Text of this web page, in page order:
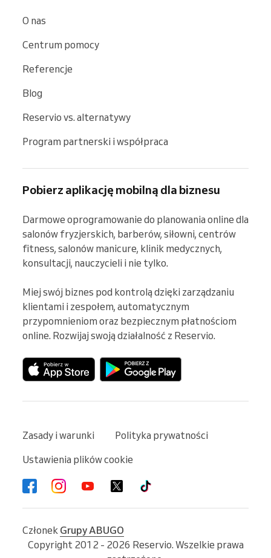
O nas
Centrum pomocy
Referencje
Blog
Reservio vs. alternatywy
Program partnerski i współpraca
Pobierz aplikację mobilną dla biznesu
Darmowe oprogramowanie do planowania online dla
salonów fryzjerskich, barberów, siłowni, centrów
fitness, salonów manicure, klinik medycznych,
konsultacji, nauczycieli i nie tylko.
Miej swój biznes pod kontrolą dzięki zarządzaniu
klientami i zespołem, automatycznym
przypomnieniom oraz bezpiecznym płatnościom
online. Rozwijaj swoją działalność z Reservio.
Zasady i warunki
Polityka prywatności
Ustawienia plików cookie
Członek Grupy ABUGO
Copyright 2012 - 2026 Reservio. Wszelkie prawa